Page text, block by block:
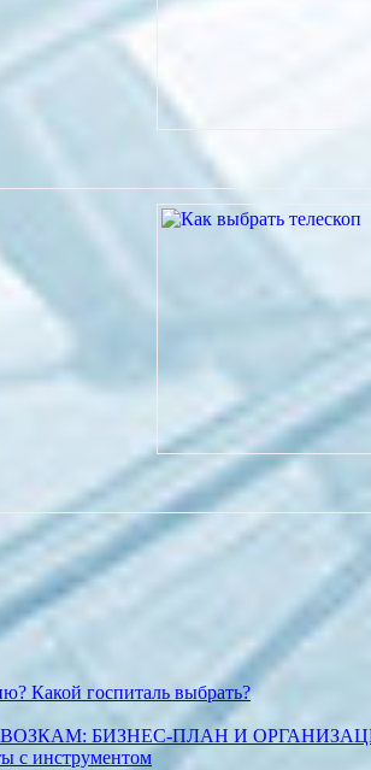
Какой госпиталь выбрать?
БИЗНЕС-ПЛАН И
с инструментом